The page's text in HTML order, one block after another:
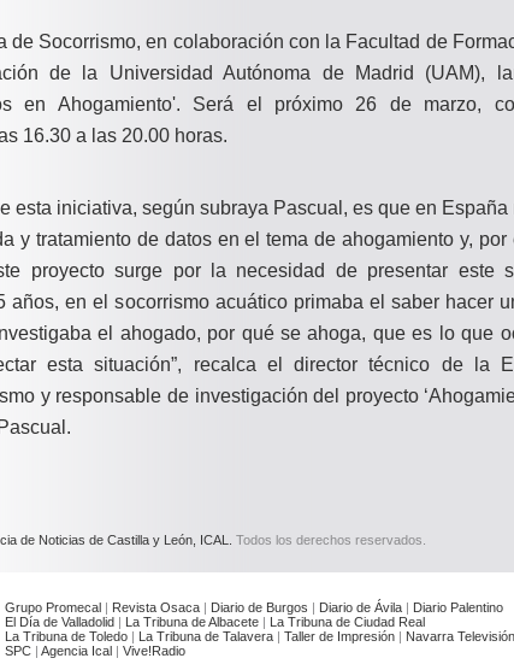
de Socorrismo, en colaboración con la Facultad de
de la Universidad Autónoma de Madrid (UAM),
en Ahogamiento'. Será el próximo 26 de marzo,
16.30 a las 20.00 horas.
esta iniciativa, según subraya Pascual, es que en España
y tratamiento de datos en el tema de ahogamiento y, por
proyecto surge por la necesidad de presentar este
años, en el socorrismo acuático primaba el saber hacer
el ahogado, por qué se ahoga, que es lo que
esta situación”, recalca el director técnico de la
y responsable de investigación del proyecto
de Noticias de Castilla y León, ICAL. Todos los derechos reservados.
Grupo Promecal | Revista Osaca | Diario de Burgos | Diario de Ávila | Diario Palentino
El Día de Valladolid | La Tribuna de Albacete | La Tribuna de Ciudad Real
La Tribuna de Toledo | La Tribuna de Talavera | Taller de Impresión | Navarra Televisión
SPC | Agencia Ical | Vive!Radio